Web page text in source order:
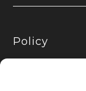
Policy